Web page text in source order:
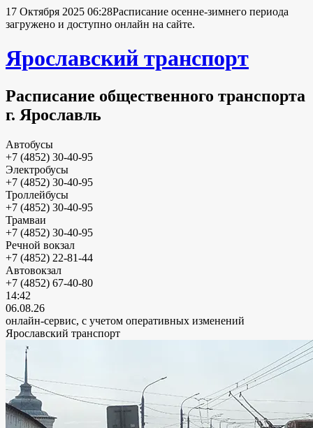
17 Октября 2025 06:28Расписание осенне-зимнего периода
загружено и доступно онлайн на сайте.
Ярославский транспорт
Расписание общественного транспорта
г. Ярославль
Автобусы
+7 (4852) 30-40-95
Электробусы
+7 (4852) 30-40-95
Троллейбусы
+7 (4852) 30-40-95
Трамваи
+7 (4852) 30-40-95
Речной вокзал
+7 (4852) 22-81-44
Автовокзал
+7 (4852) 67-40-80
14:42
06.08.26
онлайн-сервис, с учетом оперативных изменений
Ярославский транспорт